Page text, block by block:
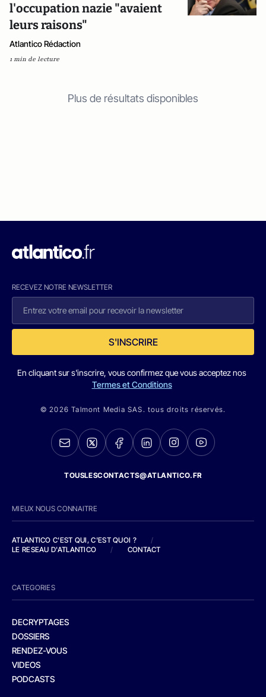
l'occupation nazie "avaient
leurs raisons"
Atlantico Rédaction
1 min de lecture
Plus de résultats disponibles
RECEVEZ NOTRE NEWSLETTER
S'INSCRIRE
En cliquant sur s'inscrire, vous confirmez que vous acceptez nos
Termes et Conditions
© 2026 Talmont Media SAS. tous droits réservés.
TOUSLESCONTACTS@ATLANTICO.FR
MIEUX NOUS CONNAITRE
ATLANTICO C'EST QUI, C'EST QUOI ?
/
LE RESEAU D'ATLANTICO
/ CONTACT
CATEGORIES
DECRYPTAGES
DOSSIERS
RENDEZ-VOUS
VIDEOS
PODCASTS